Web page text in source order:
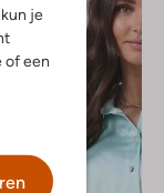
je
of een